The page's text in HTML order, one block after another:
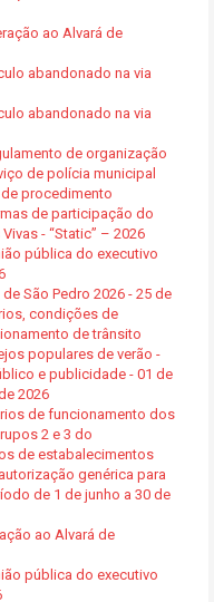
ao Alvará de
abandonado na via
abandonado na via
de organização
de polícia municipal
procedimento
de participação do
- “Static” – 2026
pública do executivo
São Pedro 2026 - 25 de
condições de
de trânsito
populares de verão -
e publicidade - 01 de
2026
de funcionamento dos
2 e 3 do
de estabalecimentos
genérica para
de 1 de junho a 30 de
ao Alvará de
pública do executivo